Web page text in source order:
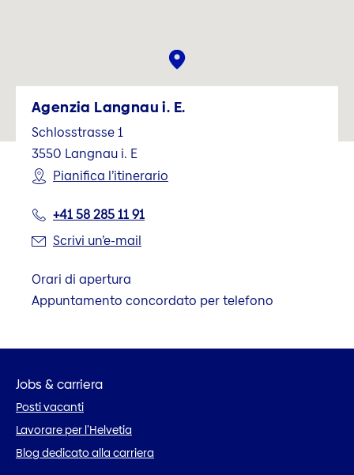
Agenzia Langnau i. E.
Schlosstrasse 1
3550 Langnau i. E
Pianifica l’itinerario
+41 58 285 11 91
Scrivi un’e-mail
Orari di apertura
Appuntamento concordato per telefono
Jobs & carriera
Posti vacanti
Lavorare per l’Helvetia
Blog dedicato alla carriera